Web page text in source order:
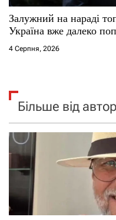
Залужний на нараді
Україна вже далеко
4 Серпня, 2026
Більше від